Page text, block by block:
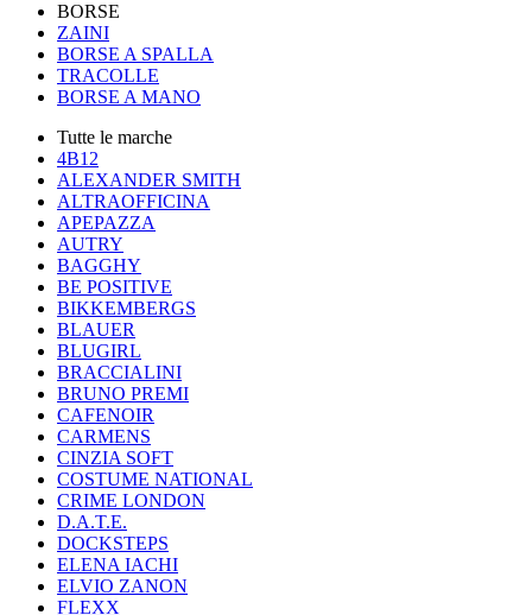
BORSE
ZAINI
BORSE A SPALLA
TRACOLLE
BORSE A MANO
Tutte le marche
4B12
ALEXANDER SMITH
ALTRAOFFICINA
APEPAZZA
AUTRY
BAGGHY
BE POSITIVE
BIKKEMBERGS
BLAUER
BLUGIRL
BRACCIALINI
BRUNO PREMI
CAFENOIR
CARMENS
CINZIA SOFT
COSTUME NATIONAL
CRIME LONDON
D.A.T.E.
DOCKSTEPS
ELENA IACHI
ELVIO ZANON
FLEXX